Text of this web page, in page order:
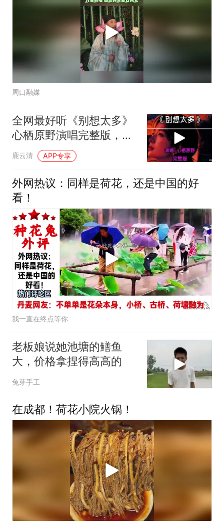
周口融媒
全网最好听《别想太多》
心栖原野演唱完整版，句
句在理治愈心灵！
鹿云清 APP专享
外网热议：同样是荷花，还是中国的好
看！
我一直在终点等你
老板娘说她池塘的鳝鱼
大，价格拿捏得高高的
兔芽手工
在成都！荷花小院火锅！